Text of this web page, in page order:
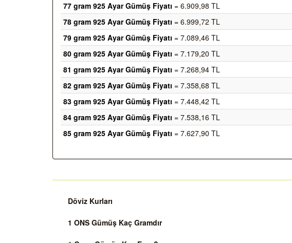
77 gram 925 Ayar Gümüş Fiyatı = 6.909,98 TL
78 gram 925 Ayar Gümüş Fiyatı = 6.999,72 TL
79 gram 925 Ayar Gümüş Fiyatı = 7.089,46 TL
80 gram 925 Ayar Gümüş Fiyatı = 7.179,20 TL
81 gram 925 Ayar Gümüş Fiyatı = 7.268,94 TL
82 gram 925 Ayar Gümüş Fiyatı = 7.358,68 TL
83 gram 925 Ayar Gümüş Fiyatı = 7.448,42 TL
84 gram 925 Ayar Gümüş Fiyatı = 7.538,16 TL
85 gram 925 Ayar Gümüş Fiyatı = 7.627,90 TL
Döviz Kurları
1 ONS Gümüş Kaç Gramdır